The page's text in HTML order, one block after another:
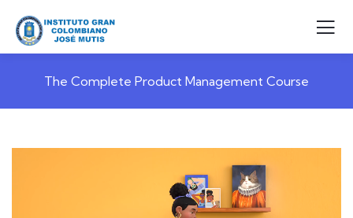
The Complete Product Management Course